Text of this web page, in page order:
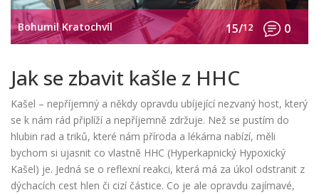
Bohumil Kratochvíl 15/12 0
Jak se zbavit kašle z HHC
Kašel – nepříjemný a někdy opravdu ubíjející nezvaný host, který
se k nám rád připlíží a nepříjemně zdržuje. Než se pustím do
hlubin rad a triků, které nám příroda a lékárna nabízí, měli
bychom si ujasnit co vlastně HHC (Hyperkapnický Hypoxický
Kašel) je. Jedná se o reflexní reakci, která má za úkol odstranit z
dýchacích cest hlen či cizí částice. Co je ale opravdu zajímavé,